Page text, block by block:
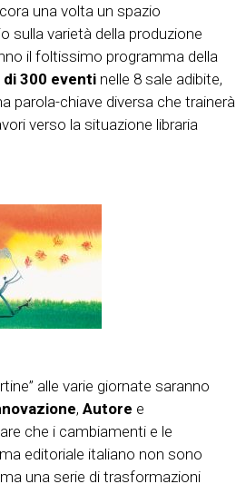
una volta un spazio
sulla varietà della produzione
il foltissimo programma della
di 300 eventi nelle 8 sale adibite,
parola-chiave diversa che trainerà
verso la situazione libraria
alle varie giornate saranno
, Autore e
che i cambiamenti e le
editoriale italiano non sono
una serie di trasformazioni